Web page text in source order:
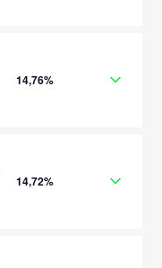
14,76%
14,72%